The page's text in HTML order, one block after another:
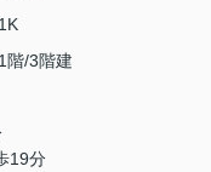
1K
1階/3階建
19分